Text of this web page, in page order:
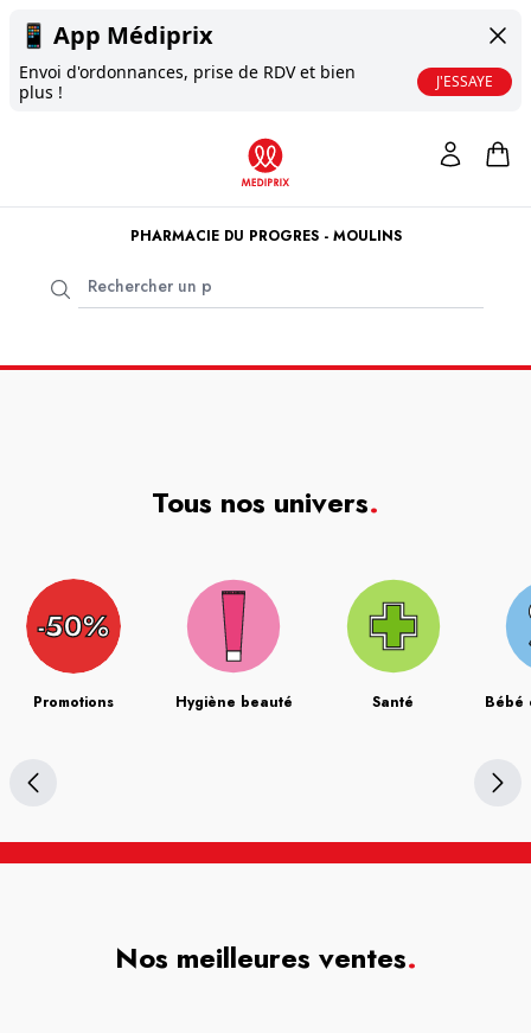
📱 App Médiprix
Envoi d'ordonnances, prise de RDV et bien
plus !
J'ESSAYE
PHARMACIE DU PROGRES - MOULINS
Tous nos univers.
Promotions Hygiène beauté Santé Bébé
Nos meilleures ventes.